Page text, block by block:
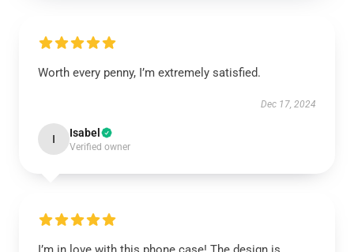
Worth every penny, I’m extremely satisfied.
Dec 17, 2024
I Isabel
Verified owner